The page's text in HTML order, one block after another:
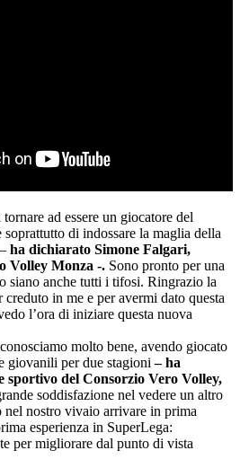
ad essere un giocatore del
di indossare la maglia della
ha dichiarato Simone Falgari,
Volley Monza -. Sono pronto per una
siano anche tutti i tifosi. Ringrazio la
creduto in me e per avermi dato questa
l’ora di iniziare questa nuova
molto bene, avendo giocato
giovanili per due stagioni– ha
sportivo del Consorzio Vero Volley,
soddisfazione nel vedere un altro
nel nostro vivaio arrivare in prima
esperienza in SuperLega:
per migliorare dal punto di vista